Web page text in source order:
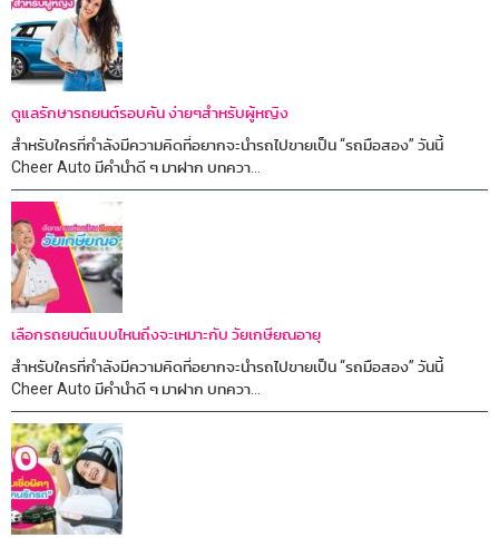
ดูแลรักษารถยนต์รอบคัน ง่ายๆสำหรับผู้หญิง
สำหรับใครที่กำลังมีความคิดที่อยากจะนำรถไปขายเป็น “รถมือสอง” วันนี้
Cheer Auto มีคำนำดี ๆ มาฝาก บทควา...
เลือกรถยนต์แบบไหนถึงจะเหมาะกับ วัยเกษียณอายุ
สำหรับใครที่กำลังมีความคิดที่อยากจะนำรถไปขายเป็น “รถมือสอง” วันนี้
Cheer Auto มีคำนำดี ๆ มาฝาก บทควา...